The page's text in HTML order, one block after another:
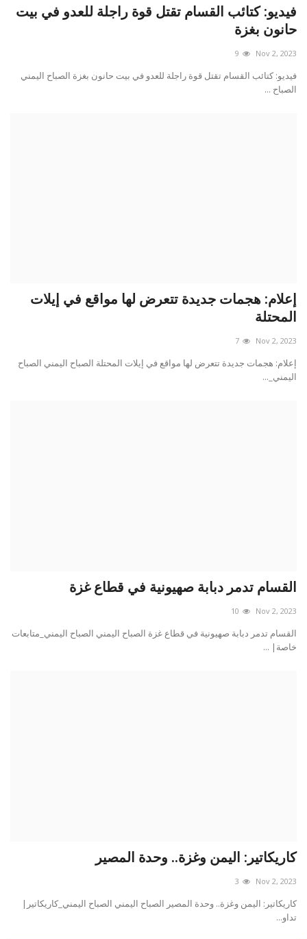
فيديو: كتائب القسام تقتل قوة راجلة للعدو في بيت
حانون بغزة
Nov 2, 2023
9
فيديو: كتائب القسام تقتل قوة راجلة للعدو في بيت حانون بغزة الصباح اليمني
الصباح ...
إعلام: هجمات جديدة تتعرض لها مواقع في إيلات
المحتلة
Nov 2, 2023
7
إعلام: هجمات جديدة تتعرض لها مواقع في إيلات المحتلة الصباح اليمني الصباح
اليمني_...
القسام تدمر دبابة صهيونية في قطاع غزة
Nov 2, 2023
10
القسام تدمر دبابة صهيونية في قطاع غزة الصباح اليمني الصباح اليمني_متابعات
خاصة| ...
كاريكاتير: اليمن وغزة.. وحدة المصير
Nov 2, 2023
3
كاريكاتير: اليمن وغزة.. وحدة المصير الصباح اليمني الصباح اليمني_كاريكاتير|
تداو...